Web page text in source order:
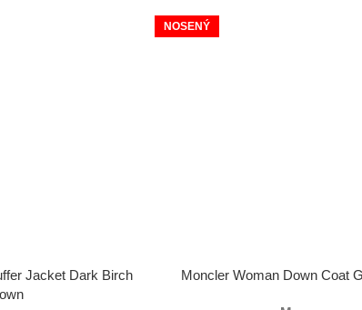
Jacket Dark Birch
NOSENÝ
VÝBER MOŽNOSTÍ
Moncler Woman Down Coat